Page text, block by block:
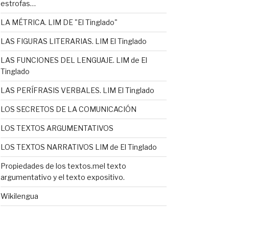
estrofas…
LA MÉTRICA. LIM DE "El Tinglado"
LAS FIGURAS LITERARIAS. LIM El Tinglado
LAS FUNCIONES DEL LENGUAJE. LIM de El
Tinglado
LAS PERÍFRASIS VERBALES. LIM El Tinglado
LOS SECRETOS DE LA COMUNICACIÓN
LOS TEXTOS ARGUMENTATIVOS
LOS TEXTOS NARRATIVOS LIM de El Tinglado
Propiedades de los textos.mel texto
argumentativo y el texto expositivo.
Wikilengua